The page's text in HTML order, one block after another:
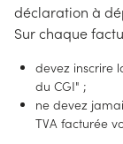
déclaration à
Sur chaque
devez inscrire
du CGI" ;
ne devez
TVA facturée